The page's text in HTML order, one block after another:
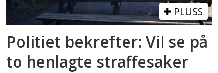
PLUSS
Politiet bekrefter: Vil se på
to henlagte straffesaker